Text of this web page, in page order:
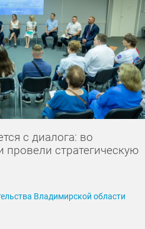
с диалога: во
стратегическую
Владимирской области